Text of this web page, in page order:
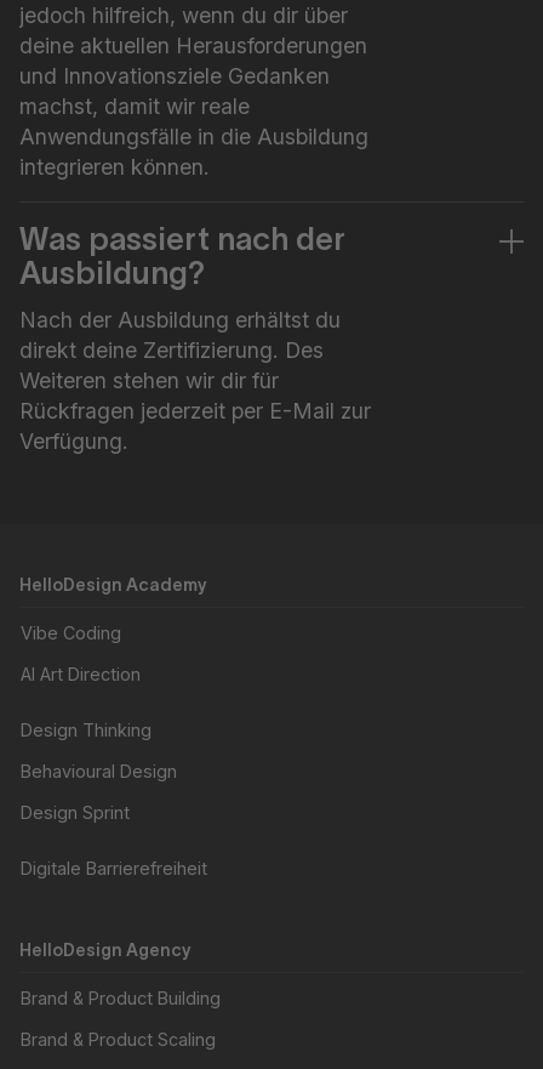
jedoch hilfreich, wenn du dir über
deine aktuellen Herausforderungen
und Innovationsziele Gedanken
machst, damit wir reale
Anwendungsfälle in die Ausbildung
integrieren können.
Was passiert nach der
Ausbildung?
Nach der Ausbildung erhältst du
direkt deine Zertifizierung. Des
Weiteren stehen wir dir für
Rückfragen jederzeit per E-Mail zur
Verfügung.
HelloDesign Academy
Vibe Coding
AI Art Direction
Design Thinking
Behavioural Design
Design Sprint
Digitale Barrierefreiheit
HelloDesign Agency
Brand & Product Building
Brand & Product Scaling